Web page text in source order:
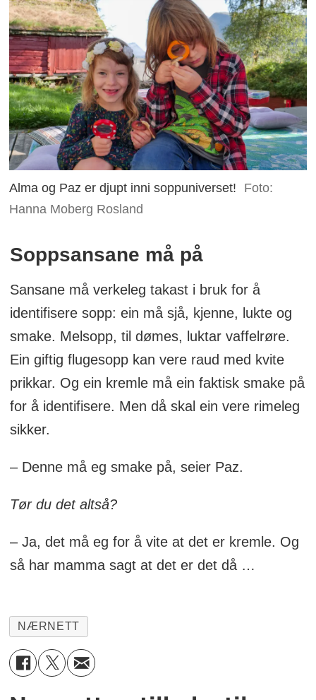
Alma og Paz er djupt inni soppuniverset!
Foto:
Hanna Moberg Rosland
Soppsansane må på
Sansane må verkeleg takast i bruk for å
identifisere sopp: ein må sjå, kjenne, lukte og
smake. Melsopp, til dømes, luktar vaffelrøre.
Ein giftig flugesopp kan vere raud med kvite
prikkar. Og ein kremle må ein faktisk smake på
for å identifisere. Men då skal ein vere rimeleg
sikker.
– Denne må eg smake på, seier Paz.
Tør du det altså?
– Ja, det må eg for å vite at det er kremle. Og
så har mamma sagt at det er det då …
NÆRNETT